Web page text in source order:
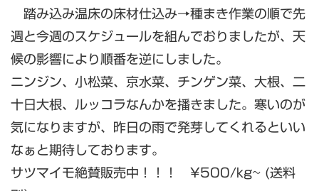
踏み込み温床の床材仕込み→種まき作業の順で先
週と今週のスケジュールを組んでおりましたが、天
候の影響により順番を逆にしました。
ニンジン、小松菜、京水菜、チンゲン菜、大根、二
十日大根、ルッコラなんかを播きました。寒いのが
気になりますが、昨日の雨で発芽してくれるといい
なぁと期待しております。
サツマイモ絶賛販売中！！！ ¥500/kg~ (送料